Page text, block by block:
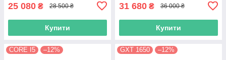
25 080 ₴ 28 500 ₴
Купити
31 680 ₴ 36 000 ₴
Купити
CORE I5 –12% GXT 1650 –12%